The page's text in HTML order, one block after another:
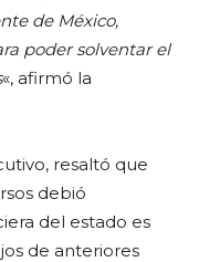
de México,
poder solventar el
«, afirmó la
resaltó que
debió
del estado es
de anteriores